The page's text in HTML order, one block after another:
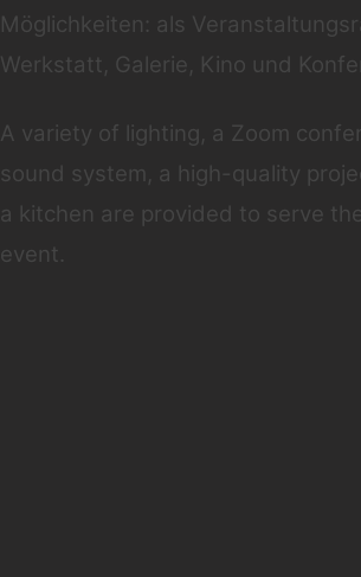
Möglichkeiten: als
Werkstatt, Galerie, Kino und
A variety of lighting, a Zoom
sound system, a high-quality
a kitchen are provided to serve
event.